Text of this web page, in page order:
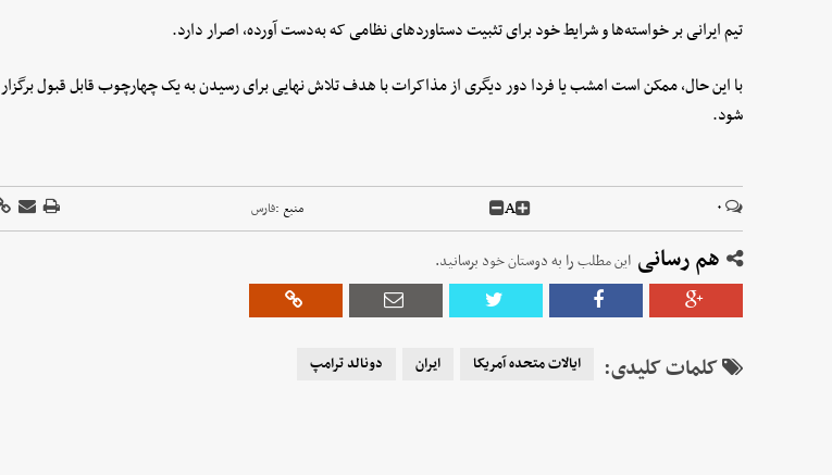
تیم ایرانی بر خواسته‌ها و شرایط خود برای تثبیت دستاوردهای نظامی که به‌دست آورده، اصرار دارد.
با این حال، ممکن است امشب یا فردا دور دیگری از مذاکرات با هدف تلاش نهایی برای رسیدن به یک چهارچوب قابل قبول برگزار
شود.
۰ A منبع :فارس
هم رسانی این مطلب را به دوستان خود برسانید.
کلمات کلیدی: ایالات متحده آمریکا ایران دونالد ترامپ